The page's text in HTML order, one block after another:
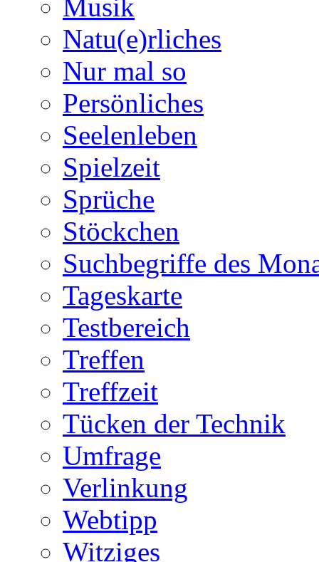
Musik
Natu(e)rliches
Nur mal so
Persönliches
Seelenleben
Spielzeit
Sprüche
Stöckchen
Suchbegriffe des
Tageskarte
Testbereich
Treffen
Treffzeit
Tücken der Technik
Umfrage
Verlinkung
Webtipp
Witziges